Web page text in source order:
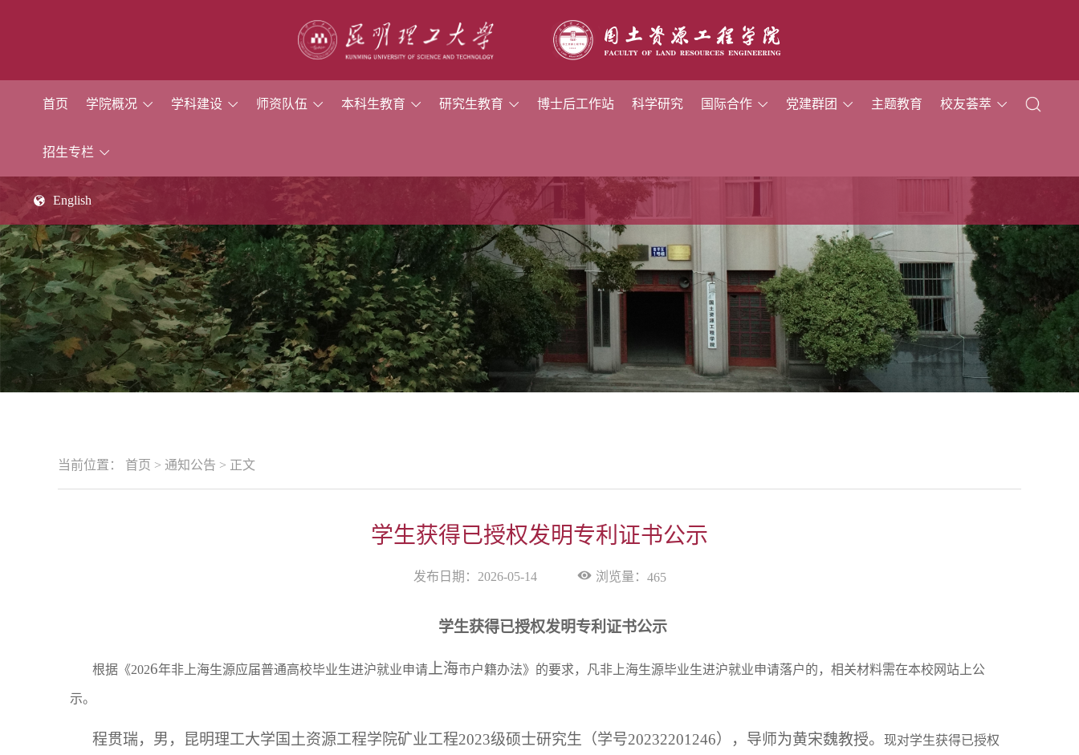
首页 学院概况 学科建设 师资队伍 本科生教育 研究生教育 博士后工作站 科学研究 国际合作 党建群团 主题教育 校友荟萃
招生专栏
English
当前位置： 首页 > 通知公告 > 正文
学生获得已授权发明专利证书公示
发布日期：2026-05-14 浏览量： 465
学生获得已授权发明专利证书公示
根据《2026年非上海生源应届普通高校毕业生进沪就业申请 上海市户籍办法》的要求，凡非上海生源毕业生进沪就业申请落户的，相关材料需在本校网站上公
示。
程贯瑞， 男，昆明理工大学国土资源工程学院矿业工程2023级硕士研究生 （学号20232201246） ， 导师为黄宋魏教授。 现对学生获得已授权